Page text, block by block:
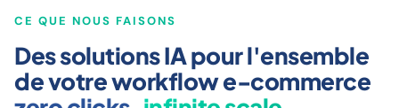
CE QUE NOUS FAISONS
Des solutions IA pour l'ensemble
de votre workflow e-commerce